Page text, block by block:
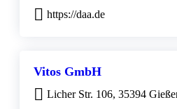
https://daa.de
Vitos GmbH
Licher Str. 106, 35394